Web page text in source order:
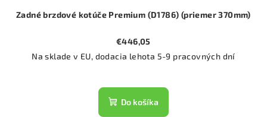
Zadné brzdové kotúče Premium (D1786) (priemer 370mm)
€446,05
Na sklade v EU, dodacia lehota 5-9 pracovných dní
Do košíka